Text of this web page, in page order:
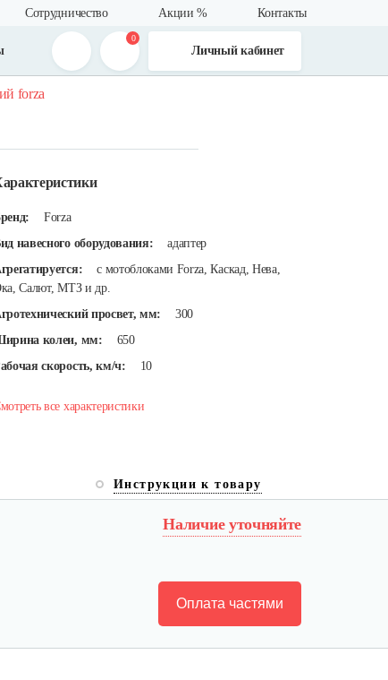
Сотрудничество Акции % Контакты
0
Личный кабинет
forza
Forza
навесного оборудования:
адаптер
с мотоблоками Forza, Каскад, Нева,
Салют, МТЗ и др.
просвет, мм:
300
колеи, мм:
650
скорость, км/ч:
10
все характеристики
Инструкции к товару
Наличие уточняйте
Оплата частями
Лопата-отвал Forza ЭЛОМБ
Грунтозацепы KF Ø340 на вал